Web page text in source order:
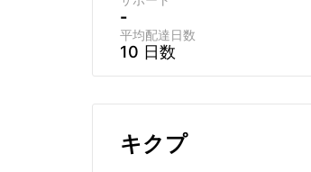
-
平均配達日数
10 日数
キクプ